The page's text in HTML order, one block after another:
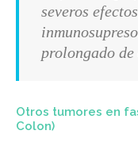
severos
prolongado de
Otros tumores en
Colon)